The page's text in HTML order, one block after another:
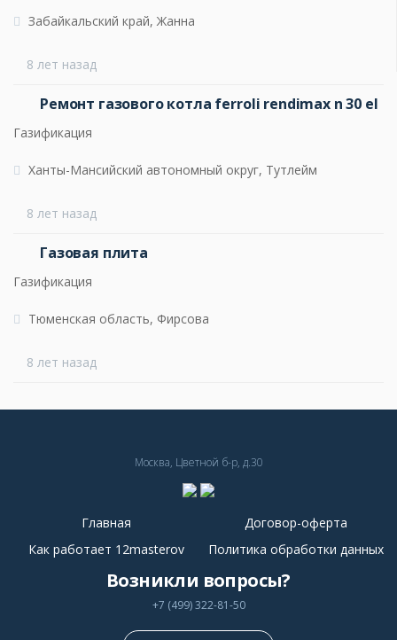
8 лет назад
Забайкальский край, Жанна
Ремонт газового котла ferroli rendimax n 30 el
Газификация
8 лет назад
Ханты-Мансийский автономный округ, Тутлейм
Газовая плита
Газификация
8 лет назад
Тюменская область, Фирсова
Москва, Цветной б-р, д.30
Главная
Договор-оферта
Как работает 12masterov
Политика обработки данных
Возникли вопросы?
+7 (499) 322-81-50